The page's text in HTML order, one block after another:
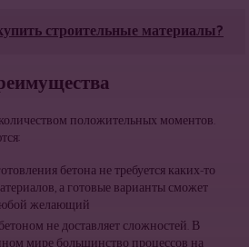
строительные материалы?
положительных моментов.
бетона не требуется каких-то
а готовые варианты сможет
желающий
не доставляет сложностей. В